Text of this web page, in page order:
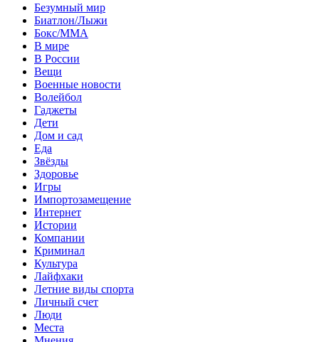
Безумный мир
Биатлон/Лыжи
Бокс/MMA
В мире
В России
Вещи
Военные новости
Волейбол
Гаджеты
Дети
Дом и сад
Еда
Звёзды
Здоровье
Игры
Импортозамещение
Интернет
Истории
Компании
Криминал
Культура
Лайфхаки
Летние виды спорта
Личный счет
Люди
Места